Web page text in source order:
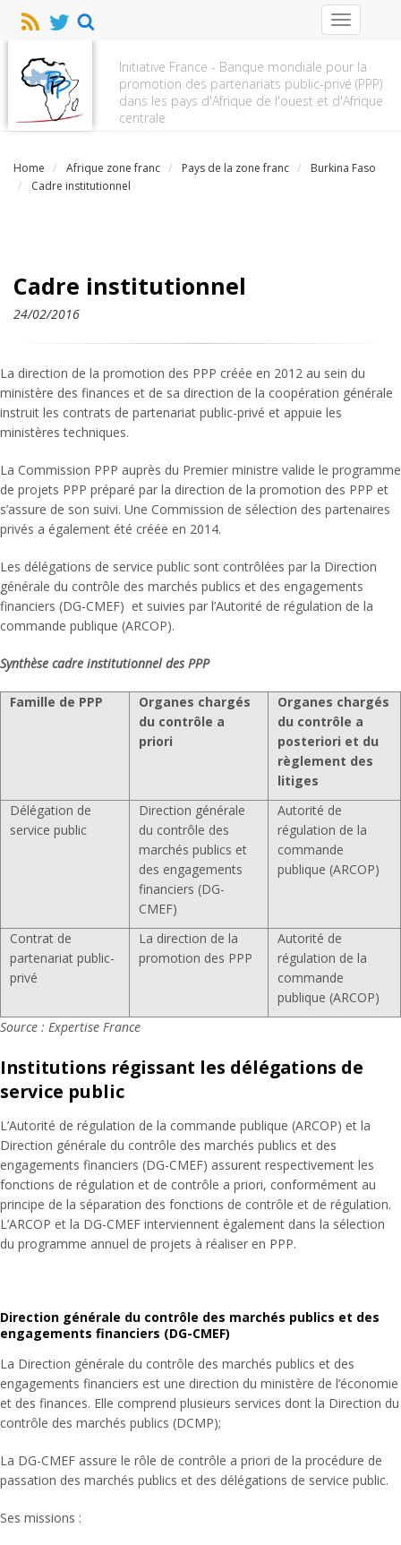
Initiative France - Banque mondiale pour la
promotion des partenariats public-privé (PPP)
dans les pays d'Afrique de l'ouest et d'Afrique
centrale
Toggle
navigation
Home Afrique zone franc Pays de la zone franc
Burkina Faso
Cadre institutionnel
Cadre institutionnel
24/02/2016
La direction de la promotion des PPP créée en 2012 au sein du
ministère des finances et de sa direction de la coopération générale
instruit les contrats de partenariat public-privé et appuie les
ministères techniques.
La Commission PPP auprès du Premier ministre valide le programme
de projets PPP préparé par la direction de la promotion des PPP et
s’assure de son suivi. Une Commission de sélection des partenaires
privés a également été créée en 2014.
Les délégations de service public sont contrôlées par la Direction
générale du contrôle des marchés publics et des engagements
financiers (DG-CMEF) et suivies par l’Autorité de régulation de la
commande publique (ARCOP).
Synthèse cadre institutionnel des PPP
Famille de PPP
Organes chargés
du contrôle a
priori
Organes chargés
du contrôle a
posteriori et du
règlement des
litiges
Délégation de
service public
Direction générale
du contrôle des
marchés publics et
des engagements
financiers (DG-
CMEF)
Autorité de
régulation de la
commande
publique (ARCOP)
Contrat de
partenariat public-
privé
La direction de la
promotion des PPP
Autorité de
régulation de la
commande
publique (ARCOP)
Source : Expertise France
Institutions régissant les délégations de
service public
L’Autorité de régulation de la commande publique (ARCOP) et la
Direction générale du contrôle des marchés publics et des
engagements financiers (DG-CMEF) assurent respectivement les
fonctions de régulation et de contrôle a priori, conformément au
principe de la séparation des fonctions de contrôle et de régulation.
L’ARCOP et la DG-CMEF interviennent également dans la sélection
du programme annuel de projets à réaliser en PPP.
Direction générale du contrôle des marchés publics et des
engagements financiers (DG-CMEF)
La Direction générale du contrôle des marchés publics et des
engagements financiers est une direction du ministère de l’économie
et des finances. Elle comprend plusieurs services dont la Direction du
contrôle des marchés publics (DCMP);
La DG-CMEF assure le rôle de contrôle a priori de la procédure de
passation des marchés publics et des délégations de service public.
Ses missions :